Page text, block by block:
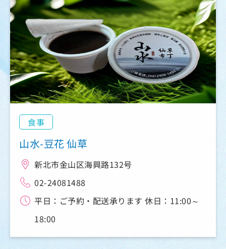
食事
山水-豆花 仙草
新北市金山区海興路132号
02-24081488
平日：ご予約・配送承ります 休日：11:00～
18:00